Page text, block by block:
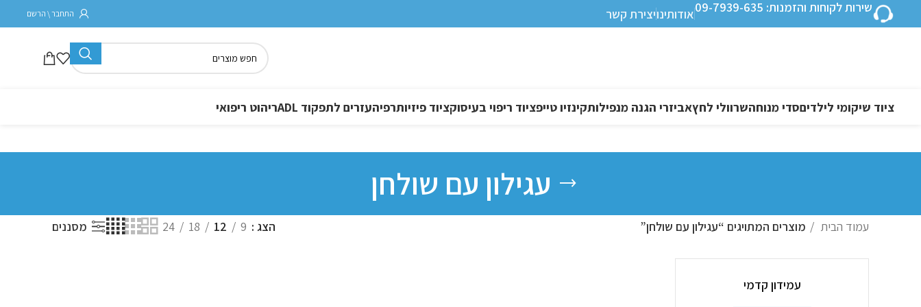
שירות לקוחות והזמנות: 09-7939-635 אודותינויצירת קשר התחבר \ הרשם
ציוד שיקומי לילדיםסדי מנוחהשרוולי לחץאביזרי הגנה מנפילותקינזיו טייפציוד ריפוי בעיסוקציוד פיזיותרפיהעזרים לתפקוד ADL ריהוט ריפואי
עגילון עם שולחן
עמוד הבית מוצרים המתויגים “עגילון עם שולחן” הצג 9
12
18
24 מסננים
עמידון קדמי